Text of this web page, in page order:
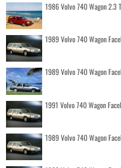
1986 Volvo 740 Wagon 2.3
1989 Volvo 740 Wagon
1989 Volvo 740 Wagon
1991 Volvo 740 Wagon
1989 Volvo 740 Wagon